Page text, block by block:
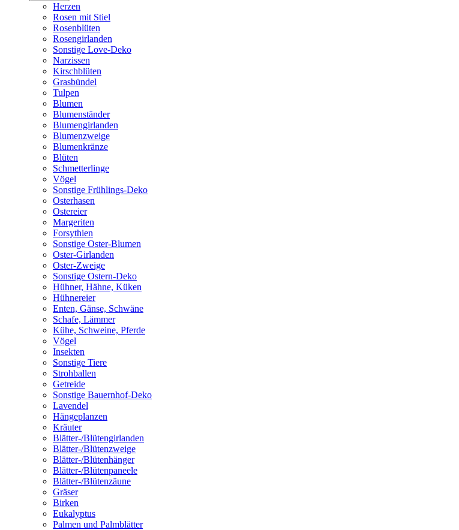
Herzen
Rosen mit Stiel
Rosenblüten
Rosengirlanden
Sonstige Love-Deko
Narzissen
Kirschblüten
Grasbündel
Tulpen
Blumen
Blumenständer
Blumengirlanden
Blumenzweige
Blumenkränze
Blüten
Schmetterlinge
Vögel
Sonstige Frühlings-Deko
Osterhasen
Ostereier
Margeriten
Forsythien
Sonstige Oster-Blumen
Oster-Girlanden
Oster-Zweige
Sonstige Ostern-Deko
Hühner, Hähne, Küken
Hühnereier
Enten, Gänse, Schwäne
Schafe, Lämmer
Kühe, Schweine, Pferde
Vögel
Insekten
Sonstige Tiere
Strohballen
Getreide
Sonstige Bauernhof-Deko
Lavendel
Hängeplanzen
Kräuter
Blätter-/Blütengirlanden
Blätter-/Blütenzweige
Blätter-/Blütenhänger
Blätter-/Blütenpaneele
Blätter-/Blütenzäune
Gräser
Birken
Eukalyptus
Palmen und Palmblätter